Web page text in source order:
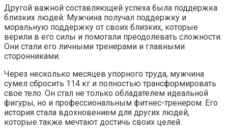
Другой важной составляющей успеха была поддержка
близких людей. Мужчина получал поддержку и
моральную поддержку от своих близких, которые
верили в его силы и помогали преодолевать сложности.
Они стали его личными тренерами и главными
сторонниками.
Через несколько месяцев упорного труда, мужчина
сумел сбросить 114 кг и полностью трансформировать
свое тело. Он стал не только обладателем идеальной
фигуры, но и профессиональным фитнес-тренером. Его
история стала вдохновением для других людей,
которые также мечтают достичь своих целей.